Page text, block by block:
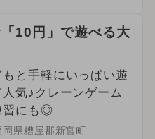
10円」で遊べる大
と手軽にいっぱい遊
気♪クレーンゲーム
習にも◎
岡県糟屋郡新宮町